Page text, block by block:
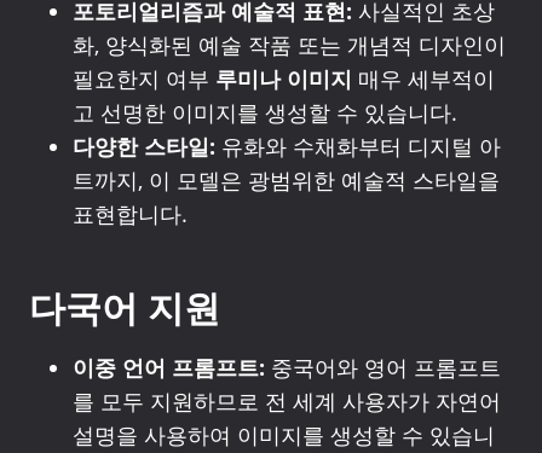
포토리얼리즘과 예술적 표현: 사실적인 초상
화, 양식화된 예술 작품 또는 개념적 디자인이
필요한지 여부 루미나 이미지 매우 세부적이
고 선명한 이미지를 생성할 수 있습니다.
다양한 스타일: 유화와 수채화부터 디지털 아
트까지, 이 모델은 광범위한 예술적 스타일을
표현합니다.
다국어 지원
이중 언어 프롬프트: 중국어와 영어 프롬프트
를 모두 지원하므로 전 세계 사용자가 자연어
설명을 사용하여 이미지를 생성할 수 있습니